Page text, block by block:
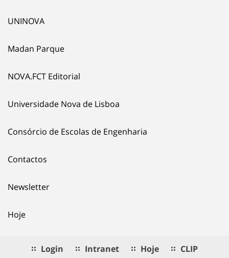
UNINOVA
Madan Parque
NOVA.FCT Editorial
Universidade Nova de Lisboa
Consórcio de Escolas de Engenharia
Contactos
Newsletter
Hoje
Login Intranet Hoje CLIP